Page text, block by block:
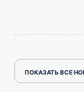
ПОКАЗАТЬ ВСЕ